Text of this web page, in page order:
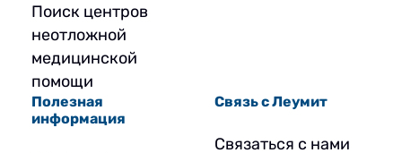
Поиск центров
неотложной
медицинской
помощи
Полезная
информация
Связь с Леумит
Связаться с нами